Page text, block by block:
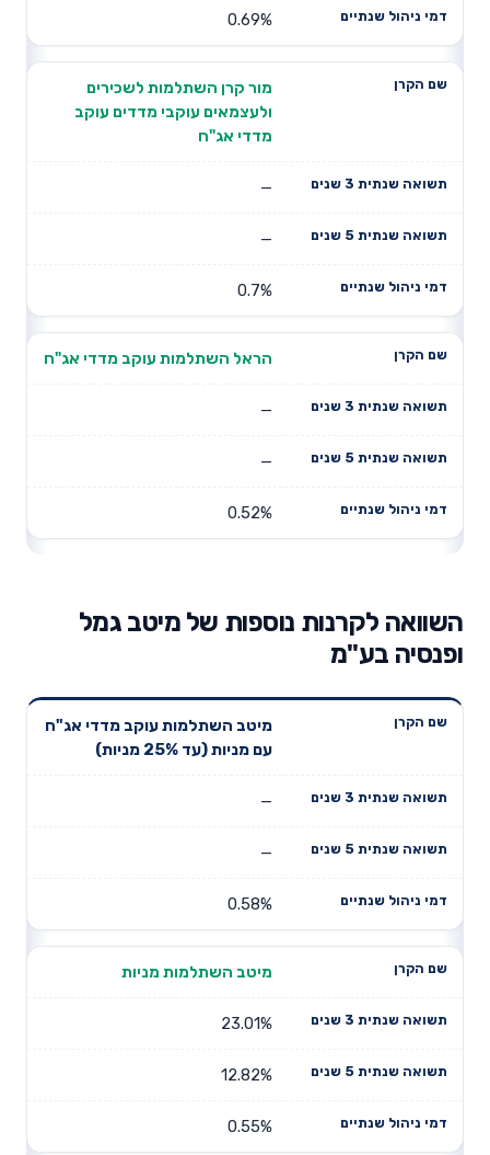
0.69%
מור קרן השתלמות לשכירים
ולעצמאים עוקבי מדדים עוקב
מדדי אג"ח
—
—
0.7%
הראל השתלמות עוקב מדדי אג"ח
—
—
0.52%
השוואה לקרנות נוספות של מיטב גמל
ופנסיה בע"מ
שנתית 3
תשואה
שנתית 5
דמי ניהול
מיטב השתלמות עוקב מדדי אג"ח
עם מניות (עד 25% מניות)
—
—
0.58%
מיטב השתלמות מניות
23.01%
12.82%
0.55%